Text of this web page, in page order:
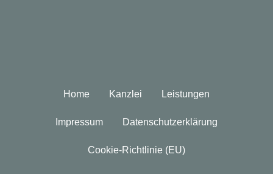
Home Kanzlei Leistungen
Impressum Datenschutzerklärung
Cookie-Richtlinie (EU)